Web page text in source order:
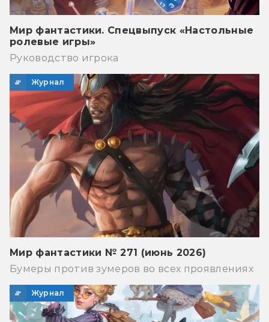
Мир фантастики. Спецвыпуск «Настольные
ролевые игры»
Руководство игрока
Журнал
Мир фантастики № 271 (июнь 2026)
Бумеры против зумеров во всех проявлениях
Журнал